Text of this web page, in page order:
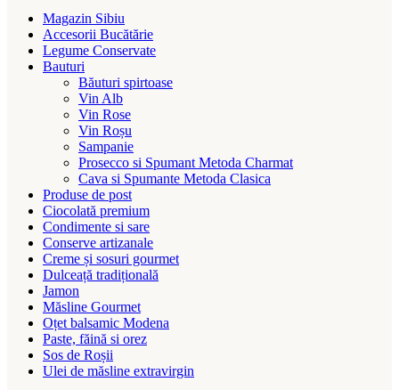
Magazin Sibiu
Accesorii Bucătărie
Legume Conservate
Bauturi
Băuturi spirtoase
Vin Alb
Vin Rose
Vin Roșu
Sampanie
Prosecco si Spumant Metoda Charmat
Cava si Spumante Metoda Clasica
Produse de post
Ciocolată premium
Condimente si sare
Conserve artizanale
Creme și sosuri gourmet
Dulceață tradițională
Jamon
Măsline Gourmet
Oțet balsamic Modena
Paste, făină si orez
Sos de Roșii
Ulei de măsline extravirgin